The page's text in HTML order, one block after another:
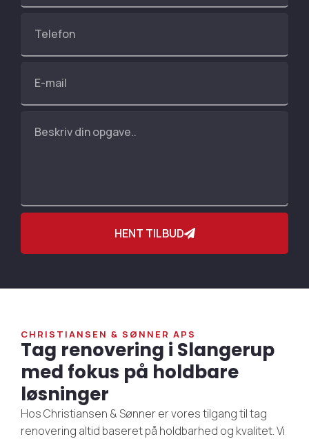
HENT TILBUD
CHRISTIANSEN & SØNNER APS
Tag renovering i Slangerup
med fokus på holdbare
løsninger
Hos Christiansen & Sønner er vores tilgang til tag
renovering altid baseret på holdbarhed og kvalitet. Vi